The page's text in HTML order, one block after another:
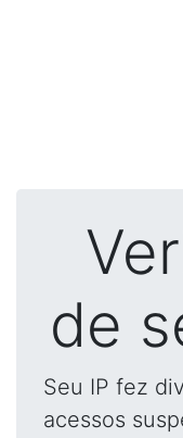
de
Seu IP fez
acessos